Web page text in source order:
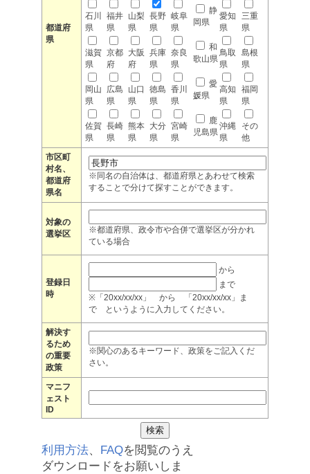
都道府
県
石川
県
福井
県
山梨
県
長野
県
岐阜
県
静
岡県
愛知
県
三重
県
滋賀
県
京都
府
大阪
府
兵庫
県
奈良
県
和
歌山県
鳥取
県
島根
県
岡山
県
広島
県
山口
県
徳島
県
香川
県
愛
媛県
高知
県
福岡
県
佐賀
県
長崎
県
熊本
県
大分
県
宮崎
県
鹿
児島県
沖縄
県
その
他
市区町
村名、
都道府
県名
※同名の自治体は、都道府県とあわせて検索
することで分けて探すことができます。
対象の
選挙区
※都道府県、政令市や合併で選挙区が分かれ
ている場合
登録日
時
から
まで
※「20xx/xx/xx」 から 「20xx/xx/xx」ま
で というように入力してください。
解決す
るため
の重要
政策
※関心のあるキーワード、政策をご記入くだ
さい。
マニフ
ェスト
ID
利用方法、 FAQを閲覧のうえ
ダウンロードをお願いしま